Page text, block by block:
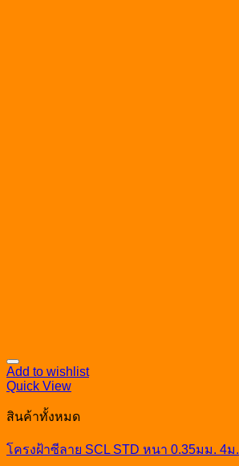
Add to wishlist
Quick View
สินค้าทั้งหมด
โครงฝ้าซีลาย SCL STD หนา 0.35มม. 4ม.